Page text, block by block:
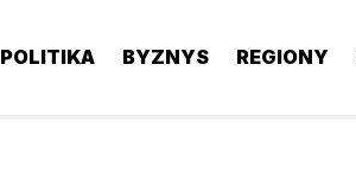
POLITIKA BYZNYS REGIONY